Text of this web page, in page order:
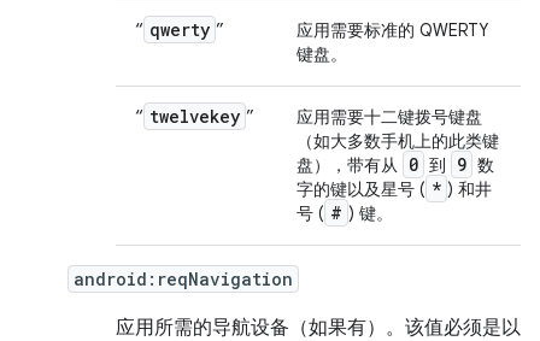
“ qwerty ”
应用需要标准的 QWERTY
键盘。
“ twelvekey ”
应用需要十二键拨号键盘
（如大多数手机上的此类键
盘），带有从
0 到 9 数
字的键以及星号 ( * ) 和井
号 ( # ) 键。
android:reqNavigation
应用所需的导航设备（如果有）。该值必须是以